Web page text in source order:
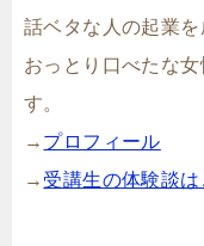
話ベタな人の起業
おっとり口べたな
す。
→ プロフィール
→ 受講生の体験談は